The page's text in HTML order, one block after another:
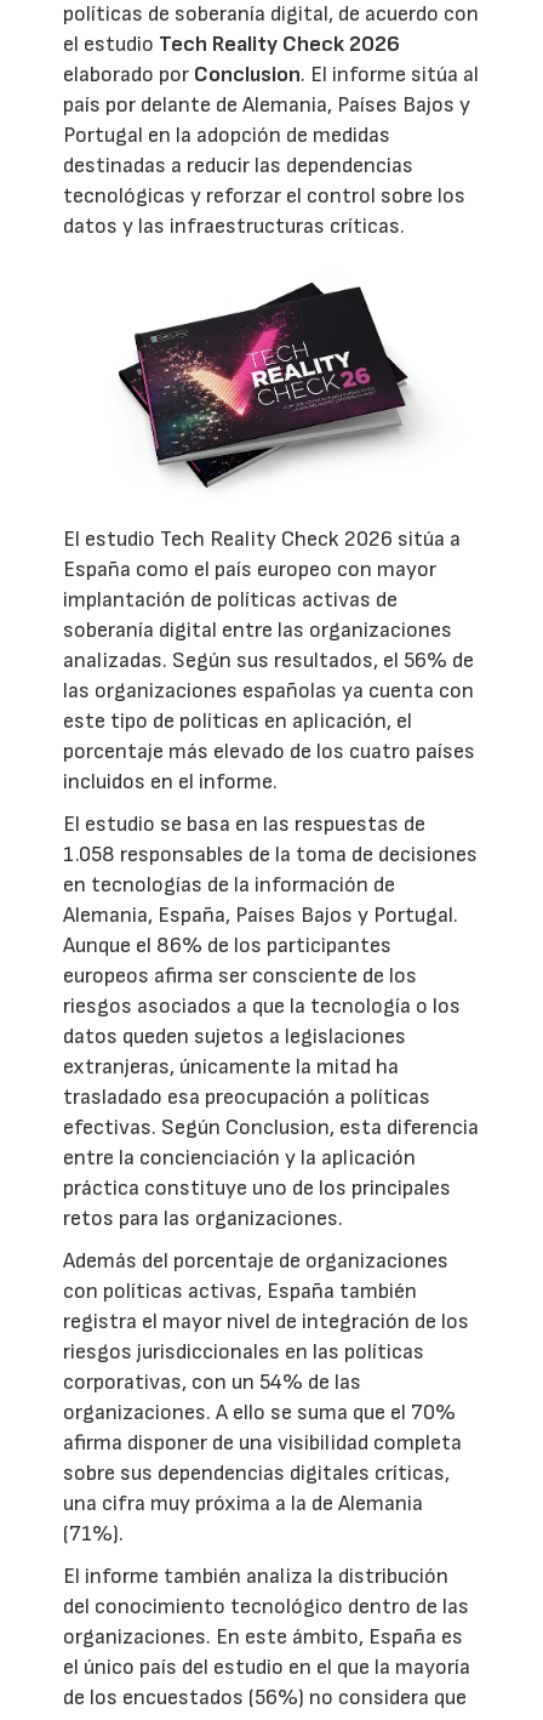
políticas de soberanía digital, de acuerdo con
el estudio Tech Reality Check 2026
elaborado por Conclusion. El informe sitúa al
país por delante de Alemania, Países Bajos y
Portugal en la adopción de medidas
destinadas a reducir las dependencias
tecnológicas y reforzar el control sobre los
datos y las infraestructuras críticas.
El estudio Tech Reality Check 2026 sitúa a
España como el país europeo con mayor
implantación de políticas activas de
soberanía digital entre las organizaciones
analizadas. Según sus resultados, el 56% de
las organizaciones españolas ya cuenta con
este tipo de políticas en aplicación, el
porcentaje más elevado de los cuatro países
incluidos en el informe.
El estudio se basa en las respuestas de
1.058 responsables de la toma de decisiones
en tecnologías de la información de
Alemania, España, Países Bajos y Portugal.
Aunque el 86% de los participantes
europeos afirma ser consciente de los
riesgos asociados a que la tecnología o los
datos queden sujetos a legislaciones
extranjeras, únicamente la mitad ha
trasladado esa preocupación a políticas
efectivas. Según Conclusion, esta diferencia
entre la concienciación y la aplicación
práctica constituye uno de los principales
retos para las organizaciones.
Además del porcentaje de organizaciones
con políticas activas, España también
registra el mayor nivel de integración de los
riesgos jurisdiccionales en las políticas
corporativas, con un 54% de las
organizaciones. A ello se suma que el 70%
afirma disponer de una visibilidad completa
sobre sus dependencias digitales críticas,
una cifra muy próxima a la de Alemania
(71%).
El informe también analiza la distribución
del conocimiento tecnológico dentro de las
organizaciones. En este ámbito, España es
el único país del estudio en el que la mayoría
de los encuestados (56%) no considera que